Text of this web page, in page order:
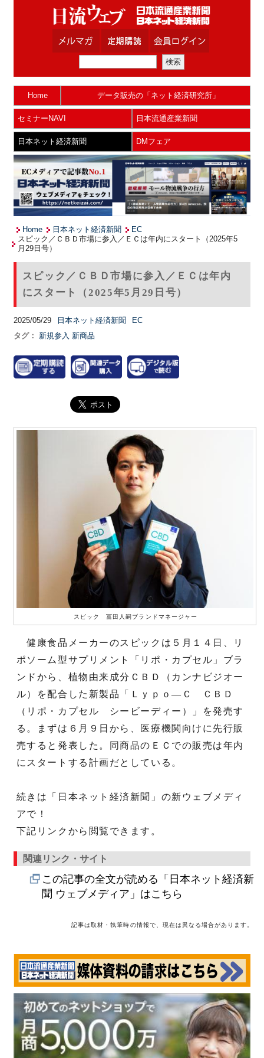
Home データ販売の「ネット経済研究所」
セミナーNAVI 日本流通産業新聞
日本ネット経済新聞 DMフェア
Home 日本ネット経済新聞
EC
スピック／ＣＢＤ市場に参入／ＥＣは年内にスタート（2025年5
月29日号）
スピック／ＣＢＤ市場に参入／ＥＣは年内
にスタート（2025年5月29日号）
2025/05/29 日本ネット経済新聞
EC
タグ：
新規参入 新商品
スピック 冨田人嗣ブランドマネージャー
健康食品メーカーのスピックは５月１４日、リ
ポソーム型サプリメント「リポ・カプセル」ブラ
ンドから、植物由来成分ＣＢＤ（カンナビジオー
ル）を配合した新製品「Ｌｙｐｏ―Ｃ ＣＢＤ
（リポ・カプセル シービーディー）」を発売す
る。まずは６月９日から、医療機関向けに先行販
売すると発表した。同商品のＥＣでの販売は年内
にスタートする計画だとしている。
続きは「日本ネット経済新聞」の新ウェブメディ
アで！
下記リンクから閲覧できます。
関連リンク・サイト
この記事の全文が読める「日本ネット経済新
聞 ウェブメディア」はこちら
記事は取材・執筆時の情報で、現在は異なる場合があります。